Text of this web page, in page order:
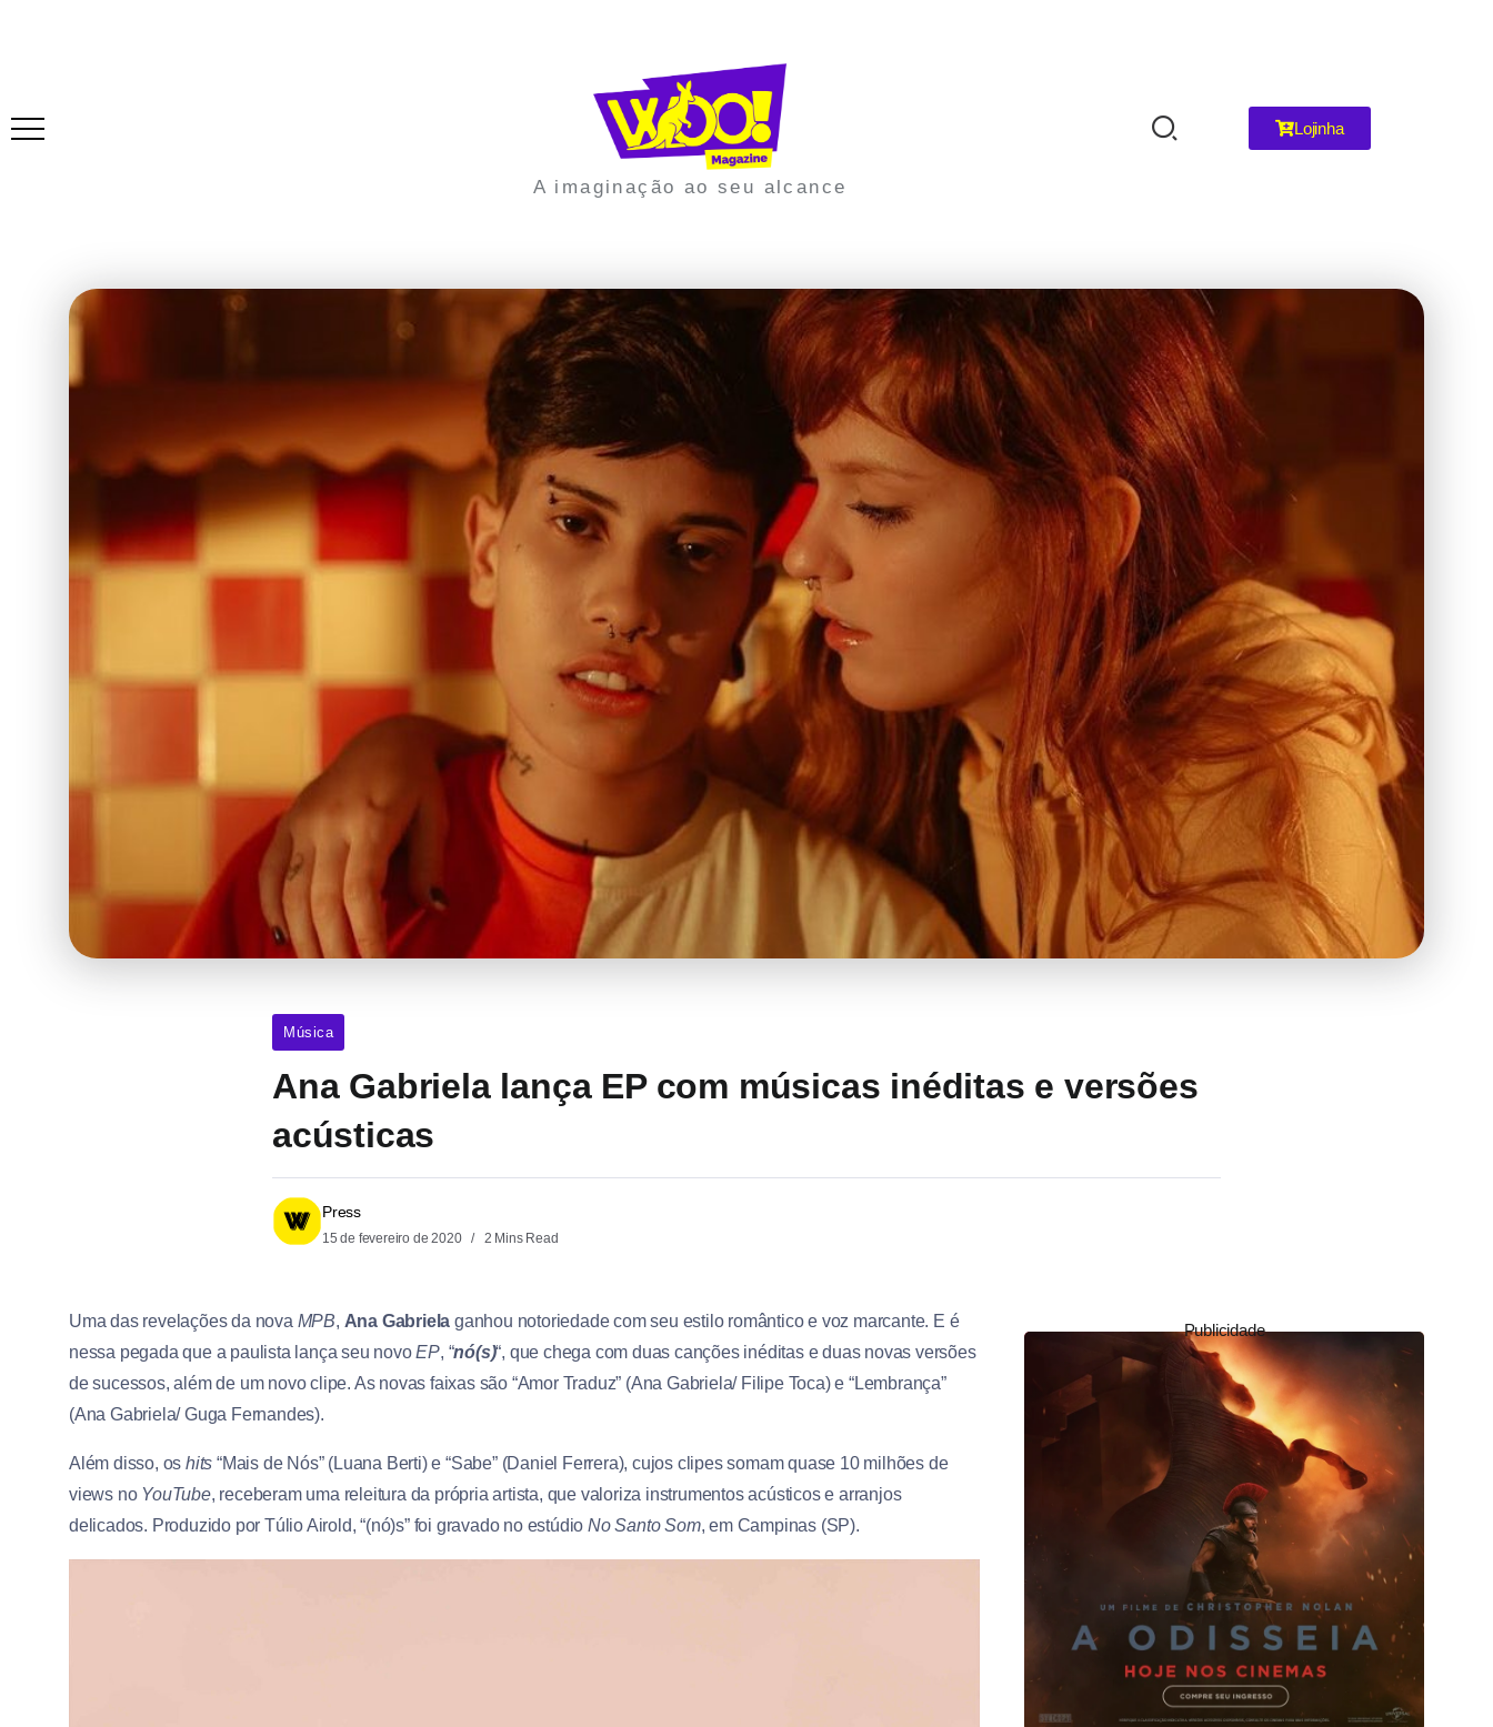
A imaginação ao seu alcance
Lojinha
Música
Ana Gabriela lança EP com músicas inéditas e versões
acústicas
Press
15 de fevereiro de 2020 2 Mins Read
Uma das revelações da nova MPB, Ana Gabriela ganhou notoriedade com seu estilo romântico e voz marcante. E é
nessa pegada que a paulista lança seu novoEP, “nó(s)“, que chega com duas canções inéditas e duas novas versões
de sucessos, além de um novo clipe. As novas faixas são “Amor Traduz” (Ana Gabriela/ Filipe Toca) e “Lembrança”
(Ana Gabriela/ Guga Fernandes).
Além disso, os hits “Mais de Nós” (Luana Berti) e “Sabe” (Daniel Ferrera), cujos clipes somam quase 10 milhões de
views no YouTube, receberam uma releitura da própria artista, que valoriza instrumentos acústicos e arranjos
delicados. Produzido por Túlio Airold, “(nó)s” foi gravado no estúdio No Santo Som, em Campinas (SP).
Publicidade